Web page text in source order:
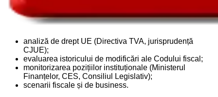
analiză de drept UE (Directiva TVA, jurisprudență
CJUE);
evaluarea istoricului de modificări ale Codului fiscal;
monitorizarea pozițiilor instituționale (Ministerul
Finanțelor, CES, Consiliul Legislativ);
scenarii fiscale și de business.